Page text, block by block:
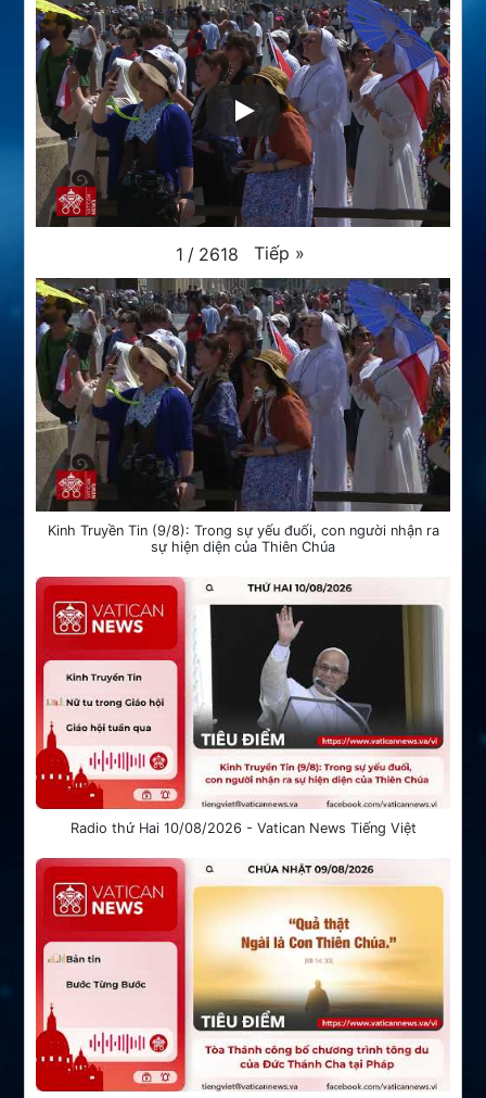
1 / 2618 Tiếp »
Kinh Truyền Tin (9/8): Trong sự yếu đuối, con người nhận ra
sự hiện diện của Thiên Chúa
Radio thứ Hai 10/08/2026 - Vatican News Tiếng Việt